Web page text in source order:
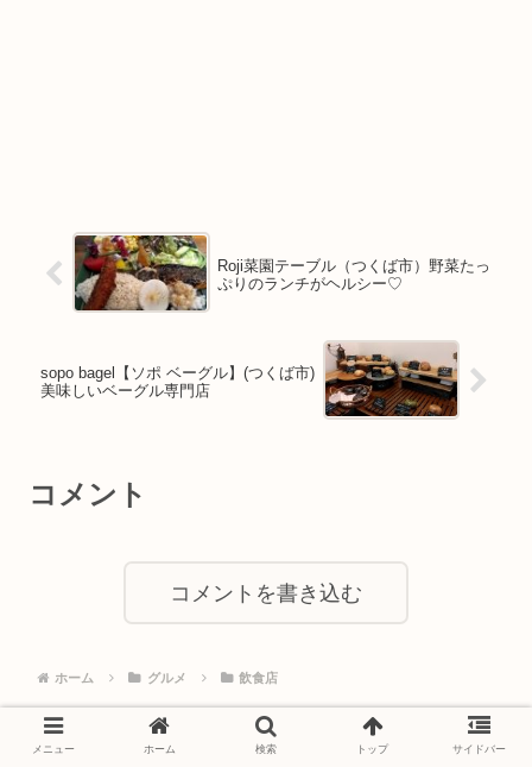
Roji菜園テーブル（つくば市）野菜たっ
ぷりのランチがヘルシー♡
sopo bagel【ソポ ベーグル】(つくば市)
美味しいベーグル専門店
コメント
コメントを書き込む
ホーム グルメ 飲食店
メニュー ホーム 検索 トップ サイドバー